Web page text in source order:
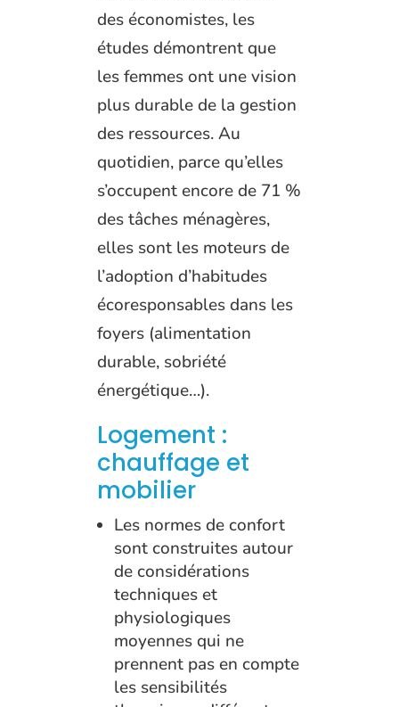
des économistes, les
études démontrent que
les femmes ont une vision
plus durable de la gestion
des ressources. Au
quotidien, parce qu’elles
s’occupent encore de 71 %
des tâches ménagères,
elles sont les moteurs de
l’adoption d’habitudes
écoresponsables dans les
foyers (alimentation
durable, sobriété
énergétique…).
Logement :
chauffage et
mobilier
Les normes de confort
sont construites autour
de considérations
techniques et
physiologiques
moyennes qui ne
prennent pas en compte
les sensibilités